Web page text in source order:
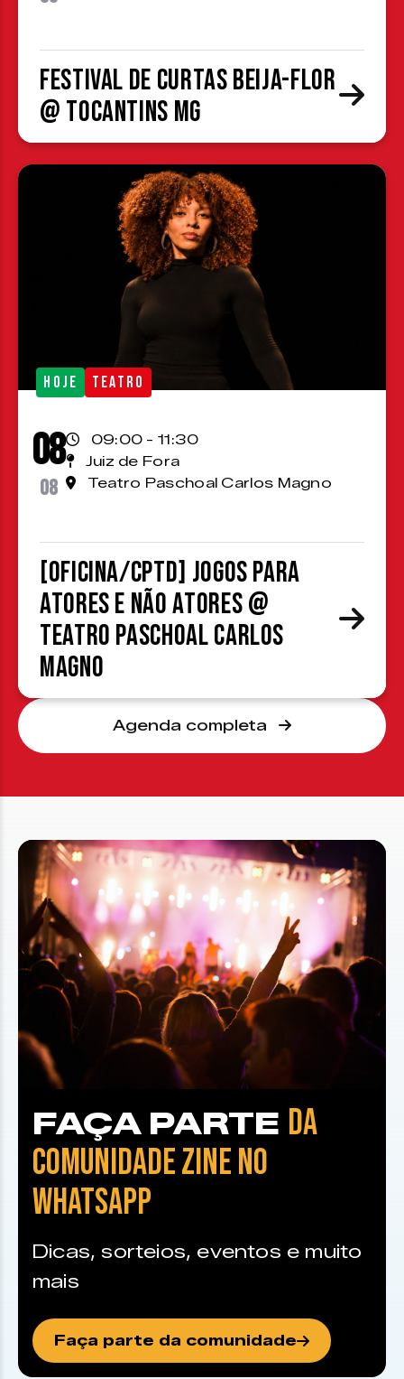
Festival de Curtas Beija-Flor
@ Tocantins MG
HOJE TEATRO
08
08
09:00 - 11:30
Juiz de Fora
Teatro Paschoal Carlos Magno
[OFICINA/CPTD] Jogos para
atores e não atores @
Teatro Paschoal Carlos
Magno
Agenda completa
FAÇA PARTE DA
COMUNIDADE ZINE NO
WHATSAPP
Dicas, sorteios, eventos e muito
mais
Faça parte da comunidade